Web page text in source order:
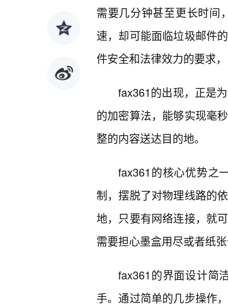
需要几分钟甚至更长时间
速，却可能面临垃圾邮件
件安全和法律效力的要求
fax361的出现，正是
的加密算法，能够实现毫
整的内容送达目的地。
fax361的核心优势之
制，摆脱了对物理线路的
地，只要有网络连接，就
需要担心墨盒用尽或者纸张
fax361的界面设计简
手。通过简单的几步操作